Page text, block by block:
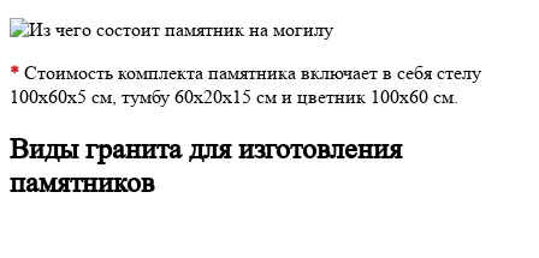
* Стоимость комплекта памятника включает в себя стелу
100х60х5 см, тумбу 60х20х15 см и цветник 100х60 см.
Виды гранита для изготовления
памятников